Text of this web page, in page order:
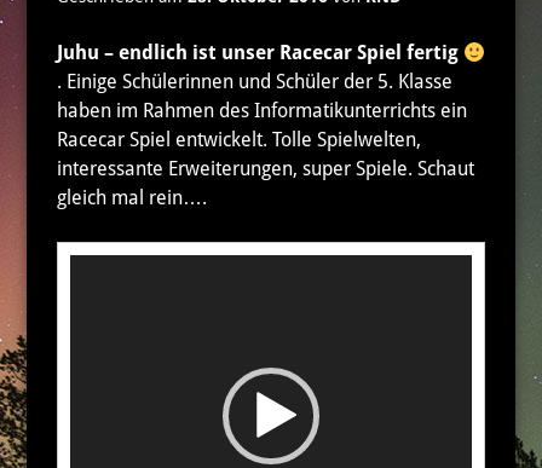
Juhu – endlich ist unser Racecar Spiel fertig
. Einige Schülerinnen und Schüler der 5. Klasse
haben im Rahmen des Informatikunterrichts ein
Racecar Spiel entwickelt. Tolle Spielwelten,
interessante Erweiterungen, super Spiele. Schaut
gleich mal rein….